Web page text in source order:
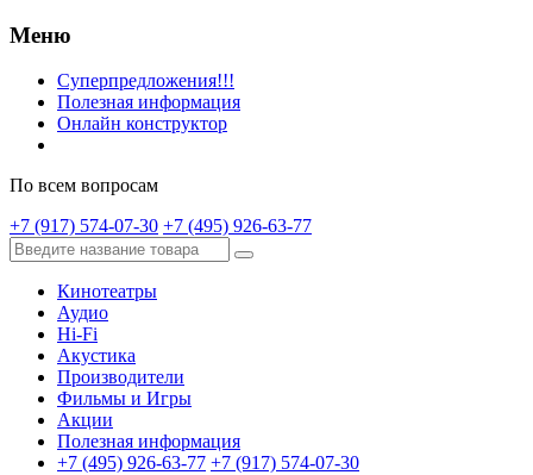
Меню
Суперпредложения!!!
Полезная информация
Онлайн конструктор
По всем вопросам
+7 (917) 574-07-30 +7 (495) 926-63-77
Кинотеатры
Аудио
Hi-Fi
Акустика
Производители
Фильмы и Игры
Акции
Полезная информация
+7 (495) 926-63-77 +7 (917) 574-07-30